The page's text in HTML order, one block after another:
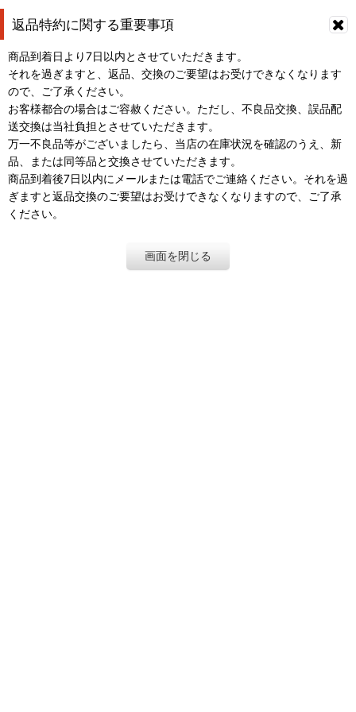
返品特約に関する重要事項
商品到着日より7日以内とさせていただきます。
それを過ぎますと、返品、交換のご要望はお受けできなくなります
ので、ご了承ください。
お客様都合の場合はご容赦ください。ただし、不良品交換、誤品配
送交換は当社負担とさせていただきます。
万一不良品等がございましたら、当店の在庫状況を確認のうえ、新
品、または同等品と交換させていただきます。
商品到着後7日以内にメールまたは電話でご連絡ください。それを過
ぎますと返品交換のご要望はお受けできなくなりますので、ご了承
ください。
画面を閉じる